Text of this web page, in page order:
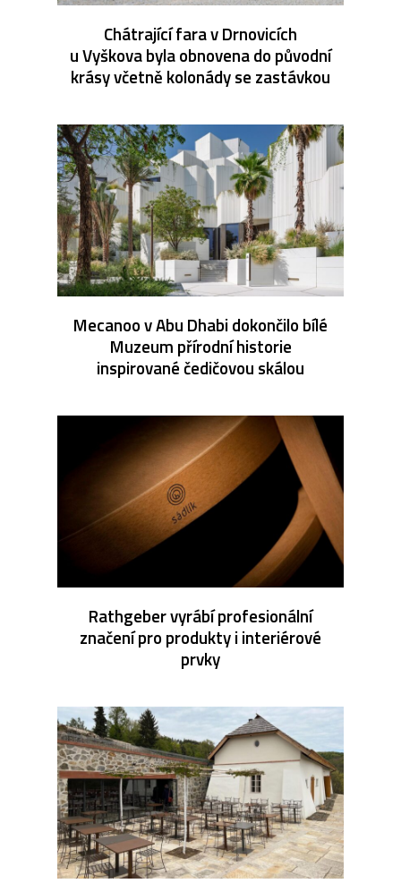
Chátrající fara v Drnovicích
u Vyškova byla obnovena do původní
krásy včetně kolonády se zastávkou
Mecanoo v Abu Dhabi dokončilo bílé
Muzeum přírodní historie
inspirované čedičovou skálou
Rathgeber vyrábí profesionální
značení pro produkty i interiérové
prvky